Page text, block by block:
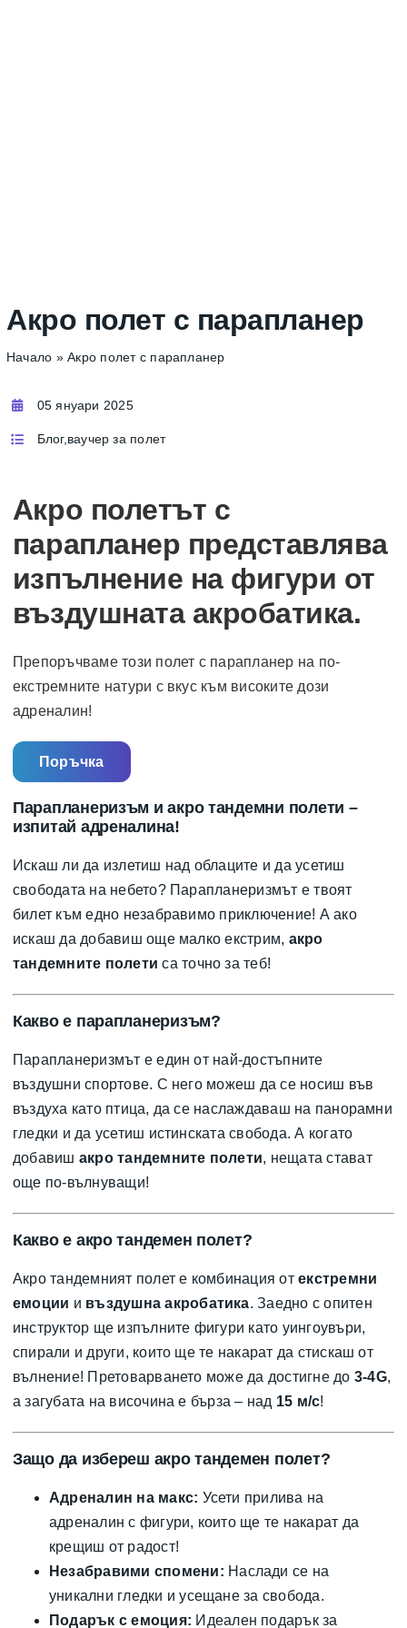
Акро полет с парапланер
Начало »Акро полет с парапланер
05 януари 2025
Блог,ваучер за полет
Акро полетът с
парапланер представлява
изпълнение на фигури от
въздушната акробатика.
Препоръчваме този полет с парапланер на по-
екстремните натури с вкус към високите дози
адреналин!
Поръчка
Парапланеризъм и акро тандемни полети –
изпитай адреналина!
Искаш ли да излетиш над облаците и да усетиш
свободата на небето? Парапланеризмът е твоят
билет към едно незабравимо приключение! А ако
искаш да добавиш още малко екстрим, акро
тандемните полети са точно за теб!
Какво е парапланеризъм?
Парапланеризмът е един от най-достъпните
въздушни спортове. С него можеш да се носиш във
въздуха като птица, да се наслаждаваш на панорамни
гледки и да усетиш истинската свобода. А когато
добавиш акро тандемните полети, нещата стават
още по-вълнуващи!
Какво е акро тандемен полет?
Акро тандемният полет е комбинация отекстремни
емоции и въздушна акробатика. Заедно с опитен
инструктор ще изпълните фигури като уингоувъри,
спирали и други, които ще те накарат да стискаш от
вълнение! Претоварването може да достигне до 3-4G,
а загубата на височина е бърза – над 15 м/с!
Защо да избереш акро тандемен полет?
Адреналин на макс: Усети прилива на
адреналин с фигури, които ще те накарат да
крещиш от радост!
Незабравими спомени: Наслади се на
уникални гледки и усещане за свобода.
Подарък с емоция: Идеален подарък за